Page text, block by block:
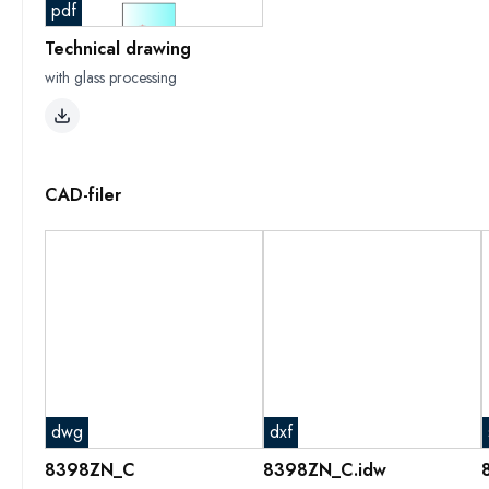
pdf
Technical drawing
with glass processing
CAD-filer
dwg
8398ZN_C
dxf
8398ZN_C.idw